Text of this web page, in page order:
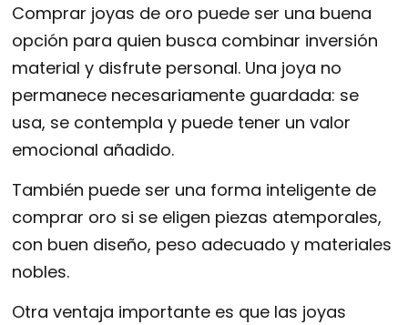
Comprar joyas de oro puede ser una buena
opción para quien busca combinar inversión
material y disfrute personal. Una joya no
permanece necesariamente guardada: se
usa, se contempla y puede tener un valor
emocional añadido.
También puede ser una forma inteligente de
comprar oro si se eligen piezas atemporales,
con buen diseño, peso adecuado y materiales
nobles.
Otra ventaja importante es que las joyas